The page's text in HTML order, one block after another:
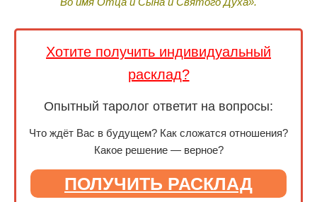
Хотите получить индивидуальный
расклад?
Опытный таролог ответит на вопросы:
Что ждёт Вас в будущем? Как сложатся отношения?
Какое решение — верное?
ПОЛУЧИТЬ РАСКЛАД